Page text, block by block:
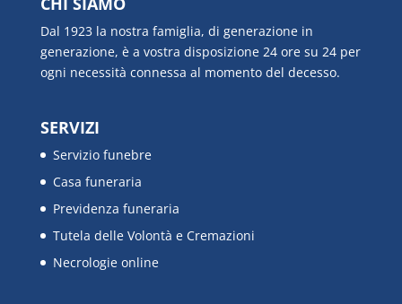
Dal 1923 la nostra famiglia, di generazione in
generazione, è a vostra disposizione 24 ore su 24 per
ogni necessità connessa al momento del decesso.
SERVIZI
Servizio funebre
Casa funeraria
Previdenza funeraria
Tutela delle Volontà e Cremazioni
Necrologie online